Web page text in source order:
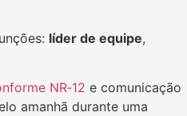
líder de equipe,
NR‑12 e comunicação
amanhã durante uma